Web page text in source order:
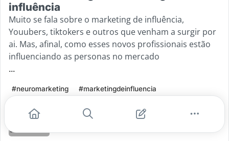
influência
Muito se fala sobre o marketing de influência,
Youubers, tiktokers e outros que venham a surgir por
ai. Mas, afinal, como esses novos profissionais estão
influenciando as personas no mercado
...
#neuromarketing
#marketingdeinfluencia
Leia mais